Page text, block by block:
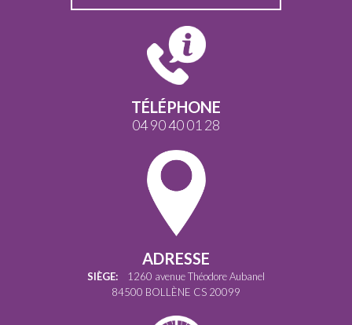
TÉLÉPHONE
04 90 40 01 28
ADRESSE
SIÈGE: 1260 avenue Théodore Aubanel
84500 BOLLÈNE CS 20099